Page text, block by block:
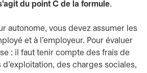
s’agit du point C de la formule.
autonome, vous devez assumer les
et à l’employeur. Pour évaluer
: il faut tenir compte des frais de
d’exploitation, des charges sociales,